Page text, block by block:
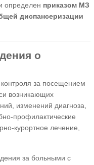
определен приказом МЗ
диспансеризации
о
за посещением
возникающих
изменений диагноза,
профилактические
курортное лечение,
за больными с